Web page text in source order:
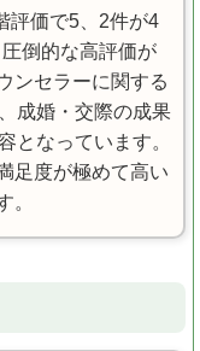
評価で5、2件が4
倒的な高評価が
ンセラーに関する
成婚・交際の成果
となっています。
足度が極めて高い
。